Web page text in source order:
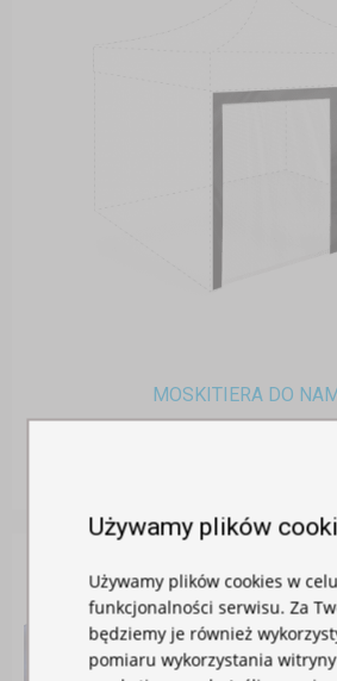
MOSKITIERA DO
Używamy plików
Używamy plików cookies w
funkcjonalności serwisu. Za
będziemy je również
pomiaru wykorzystania